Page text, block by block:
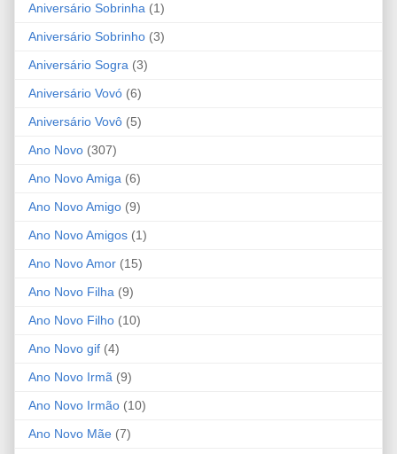
Aniversário Sobrinha (1)
Aniversário Sobrinho (3)
Aniversário Sogra (3)
Aniversário Vovó (6)
Aniversário Vovô (5)
Ano Novo (307)
Ano Novo Amiga (6)
Ano Novo Amigo (9)
Ano Novo Amigos (1)
Ano Novo Amor (15)
Ano Novo Filha (9)
Ano Novo Filho (10)
Ano Novo gif (4)
Ano Novo Irmã (9)
Ano Novo Irmão (10)
Ano Novo Mãe (7)